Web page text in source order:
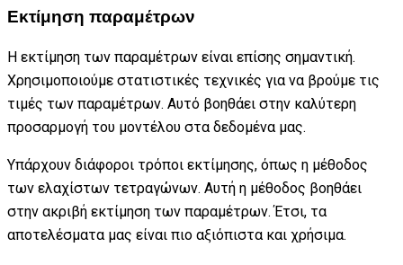
Εκτίμηση παραμέτρων
Η εκτίμηση των παραμέτρων είναι επίσης σημαντική.
Χρησιμοποιούμε στατιστικές τεχνικές για να βρούμε τις
τιμές των παραμέτρων. Αυτό βοηθάει στην καλύτερη
προσαρμογή του μοντέλου στα δεδομένα μας.
Υπάρχουν διάφοροι τρόποι εκτίμησης, όπως η μέθοδος
των ελαχίστων τετραγώνων. Αυτή η μέθοδος βοηθάει
στην ακριβή εκτίμηση των παραμέτρων. Έτσι, τα
αποτελέσματα μας είναι πιο αξιόπιστα και χρήσιμα.